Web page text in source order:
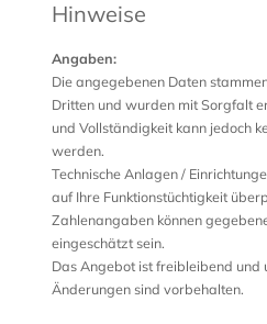
Hinweise
Angaben:
Die angegebenen Daten
Dritten und wurden mit Sorgfalt
und Vollständigkeit kann jedoch
werden.
Technische Anlagen /
auf Ihre Funktionstüchtigkeit
Zahlenangaben können
eingeschätzt sein.
Das Angebot ist freibleibend und
Änderungen sind vorbehalten.